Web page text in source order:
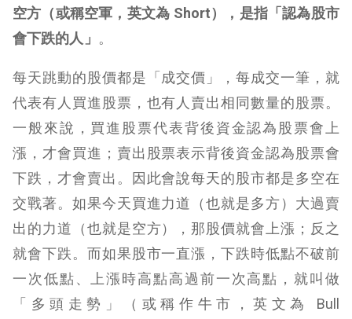
空方（或稱空軍，英文為 Short）， 是指「認為股市
會下跌的人」 。
每天跳動的股價都是「成交價」，每成交一筆，就
代表有人買進股票，也有人賣出相同數量的股票。
一般來說，買進股票代表背後資金認為股票會上
漲，才會買進；賣出股票表示背後資金認為股票會
下跌，才會賣出。因此會說每天的股市都是多空在
交戰著。 如果今天買進力道（也就是多方）大過賣
出的力道（也就是空方），那股價就會上漲；反之
就會下跌。 而如果股市一直漲，下跌時低點不破前
一次低點、上漲時高點高過前一次高點，就叫做
「多頭走勢」（或稱作牛市，英文為 Bull